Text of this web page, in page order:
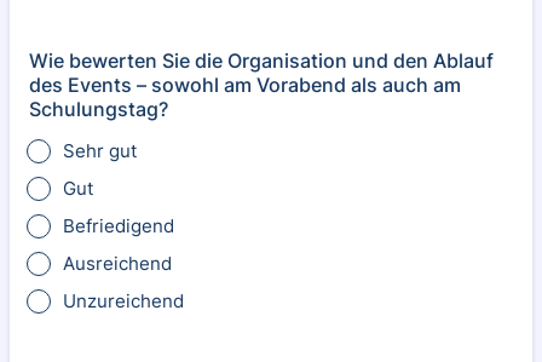
Wie bewerten Sie die Organisation und den Ablauf
des Events – sowohl am Vorabend als auch am
Schulungstag?
Sehr gut
Gut
Befriedigend
Ausreichend
Unzureichend